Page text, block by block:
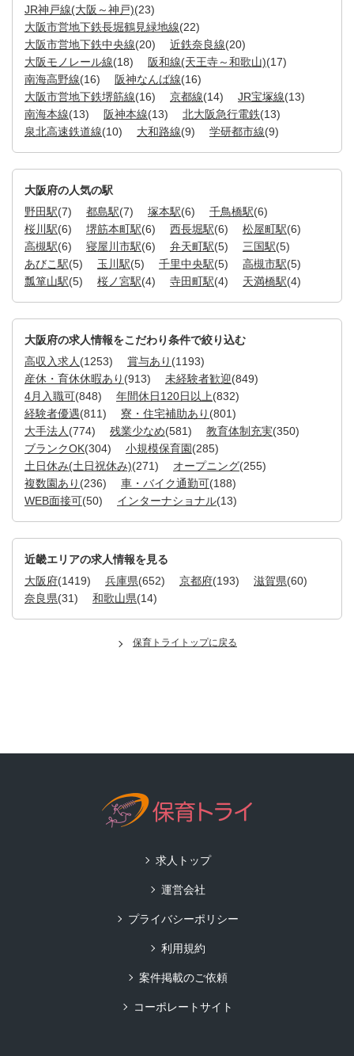
JR神戸線(大阪～神戸)(23)
大阪市営地下鉄長堀鶴見緑地線(22)
大阪市営地下鉄中央線(20) 近鉄奈良線(20)
大阪モノレール線(18) 阪和線(天王寺～和歌山)(17)
南海高野線(16) 阪神なんば線(16)
大阪市営地下鉄堺筋線(16) 京都線(14) JR宝塚線(13)
南海本線(13) 阪神本線(13) 北大阪急行電鉄(13)
泉北高速鉄道線(10) 大和路線(9) 学研都市線(9)
大阪府の人気の駅
野田駅(7) 都島駅(7) 塚本駅(6) 千鳥橋駅(6)
桜川駅(6) 堺筋本町駅(6) 西長堀駅(6) 松屋町駅(6)
高槻駅(6) 寝屋川市駅(6) 弁天町駅(5) 三国駅(5)
あびこ駅(5) 玉川駅(5) 千里中央駅(5) 高槻市駅(5)
瓢箪山駅(5) 桜ノ宮駅(4) 寺田町駅(4) 天満橋駅(4)
大阪府の求人情報をこだわり条件で絞り込む
高収入求人 (1253) 賞与あり (1193)
産休・育休休暇あり (913) 未経験者歓迎(849)
4月入職可(848) 年間休日120日以上(832)
経験者優遇(811) 寮・住宅補助あり (801)
大手法人 (774) 残業少なめ(581) 教育体制充実(350)
ブランクOK(304) 小規模保育園(285)
土日休み(土日祝休み)(271) オープニング(255)
複数園あり (236) 車・バイク通勤可(188)
WEB面接可(50) インターナショナル(13)
近畿エリアの求人情報を見る
大阪府(1419) 兵庫県(652) 京都府(193) 滋賀県(60)
奈良県(31) 和歌山県(14)
保育トライトップに戻る
求人トップ
運営会社
プライバシーポリシー
利用規約
案件掲載のご依頼
コーポレートサイト